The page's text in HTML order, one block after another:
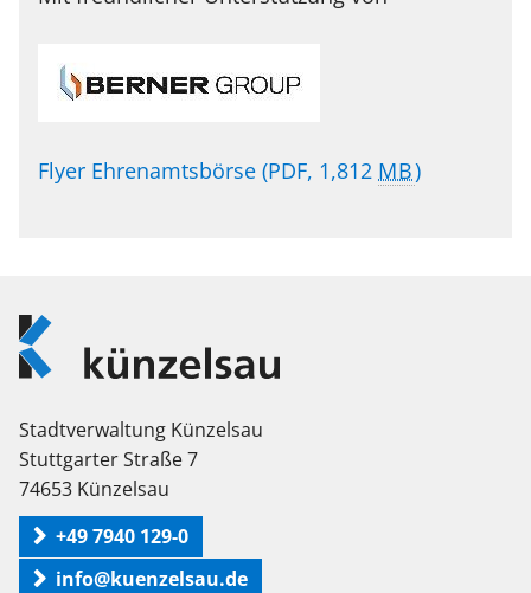
Flyer Ehrenamtsbörse (PDF, 1,812 MB)
Logo
Künzelsau
Stadtverwaltung Künzelsau
Stuttgarter Straße 7
74653 Künzelsau
+49 7940 129-0
info@kuenzelsau.de